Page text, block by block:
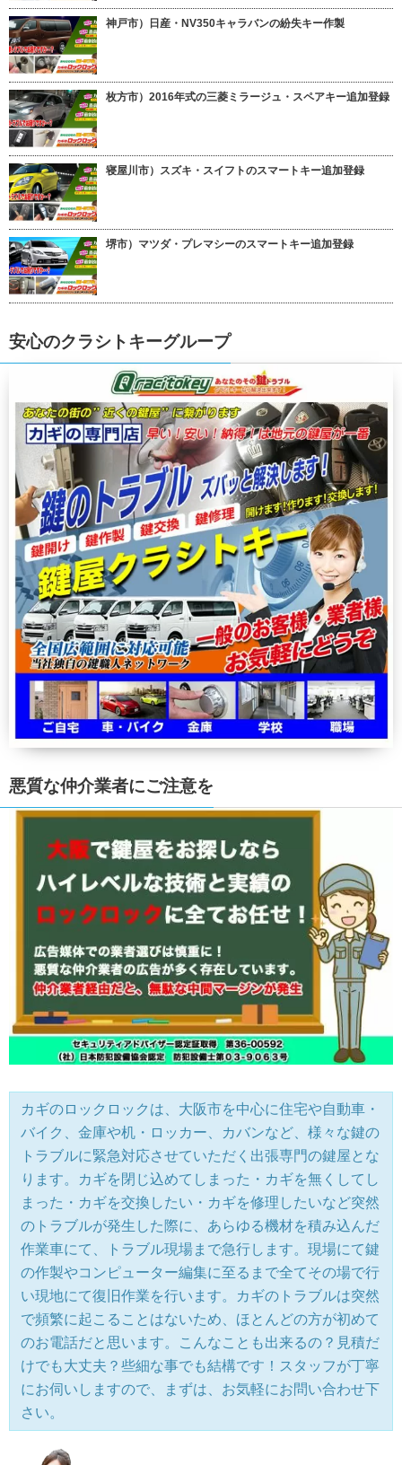
神戸市）日産・NV350キャラバンの紛失キー作製
枚方市）2016年式の三菱ミラージュ・スペアキー追加登録
寝屋川市）スズキ・スイフトのスマートキー追加登録
堺市）マツダ・プレマシーのスマートキー追加登録
安心のクラシトキーグループ
悪質な仲介業者にご注意を
カギのロックロックは、大阪市を中心に住宅や自動車・
バイク、金庫や机・ロッカー、カバンなど、様々な鍵の
トラブルに緊急対応させていただく出張専門の鍵屋とな
ります。カギを閉じ込めてしまった・カギを無くしてし
まった・カギを交換したい・カギを修理したいなど突然
のトラブルが発生した際に、あらゆる機材を積み込んだ
作業車にて、トラブル現場まで急行します。現場にて鍵
の作製やコンピューター編集に至るまで全てその場で行
い現地にて復旧作業を行います。カギのトラブルは突然
で頻繁に起こることはないため、ほとんどの方が初めて
のお電話だと思います。こんなことも出来るの？見積だ
けでも大丈夫？些細な事でも結構です！スタッフが丁寧
にお伺いしますので、まずは、お気軽にお問い合わせ下
さい。